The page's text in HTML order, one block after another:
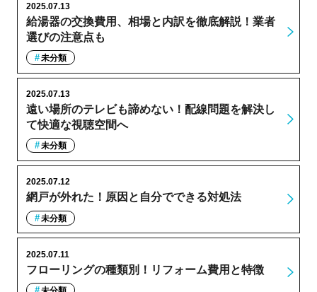
給湯器の交換費用、相場と内訳を徹底解説！業者
選びの注意点も
2025.07.13
未分類
遠い場所のテレビも諦めない！配線問題を解決し
て快適な視聴空間へ
2025.07.13
未分類
網戸が外れた！原因と自分でできる対処法
2025.07.12
未分類
フローリングの種類別！リフォーム費用と特徴
2025.07.11